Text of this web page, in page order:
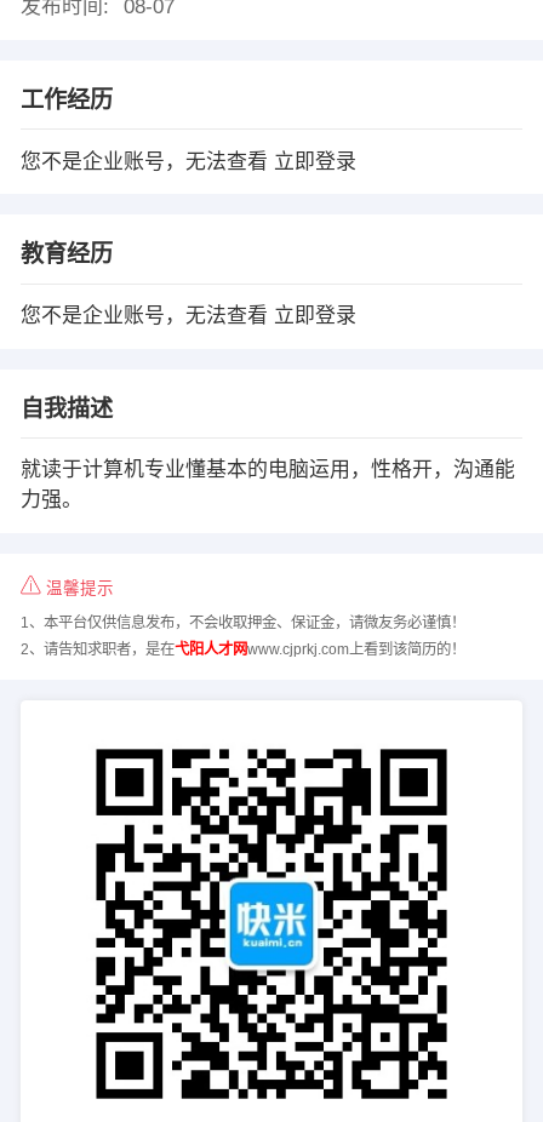
发布时间:
08-07
工作经历
您不是企业账号，无法查看 立即登录
教育经历
您不是企业账号，无法查看 立即登录
自我描述
就读于计算机专业懂基本的电脑运用，性格开，沟通能
力强。
温馨提示
1、本平台仅供信息发布，不会收取押金、保证金，请微友务必谨慎！
2、请告知求职者，是在弋阳人才网www.cjprkj.com上看到该简历的！